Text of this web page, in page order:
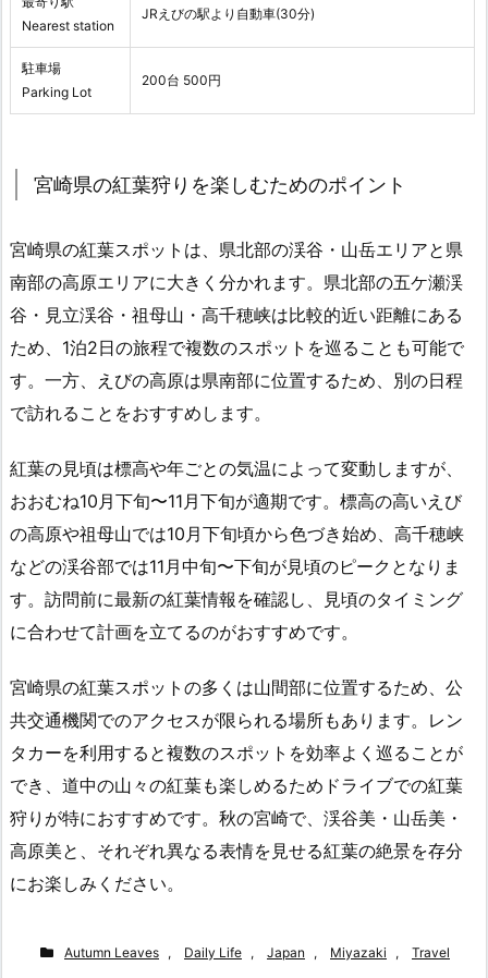
Nearest station
JRえびの駅より自動車(30分)
駐車場
Parking Lot
200台 500円
宮崎県の紅葉狩りを楽しむためのポイント
宮崎県の紅葉スポットは、県北部の渓谷・山岳エリアと県
南部の高原エリアに大きく分かれます。県北部の五ケ瀬渓
谷・見立渓谷・祖母山・高千穂峡は比較的近い距離にある
ため、1泊2日の旅程で複数のスポットを巡ることも可能で
す。一方、えびの高原は県南部に位置するため、別の日程
で訪れることをおすすめします。
紅葉の見頃は標高や年ごとの気温によって変動しますが、
おおむね10月下旬〜11月下旬が適期です。標高の高いえび
の高原や祖母山では10月下旬頃から色づき始め、高千穂峡
などの渓谷部では11月中旬〜下旬が見頃のピークとなりま
す。訪問前に最新の紅葉情報を確認し、見頃のタイミング
に合わせて計画を立てるのがおすすめです。
宮崎県の紅葉スポットの多くは山間部に位置するため、公
共交通機関でのアクセスが限られる場所もあります。レン
タカーを利用すると複数のスポットを効率よく巡ることが
でき、道中の山々の紅葉も楽しめるためドライブでの紅葉
狩りが特におすすめです。秋の宮崎で、渓谷美・山岳美・
高原美と、それぞれ異なる表情を見せる紅葉の絶景を存分
にお楽しみください。
Autumn Leaves , Daily Life , Japan , Miyazaki , Travel